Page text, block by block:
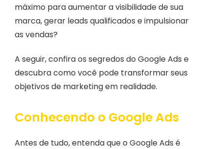
máximo para aumentar a visibilidade de sua
marca, gerar leads qualificados e impulsionar
as vendas?
A seguir, confira os segredos do Google Ads e
descubra como você pode transformar seus
objetivos de marketing em realidade.
Conhecendo o Google Ads
Antes de tudo, entenda que o Google Ads é